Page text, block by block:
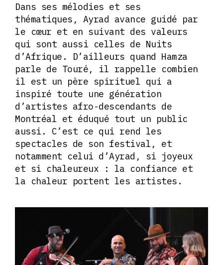
Dans ses mélodies et ses
thématiques, Ayrad avance guidé par
le cœur et en suivant des valeurs
qui sont aussi celles de Nuits
d’Afrique. D’ailleurs quand Hamza
parle de Touré, il rappelle combien
il est un père spirituel qui a
inspiré toute une génération
d’artistes afro-descendants de
Montréal et éduqué tout un public
aussi. C’est ce qui rend les
spectacles de son festival, et
notamment celui d’Ayrad, si joyeux
et si chaleureux : la confiance et
la chaleur portent les artistes.